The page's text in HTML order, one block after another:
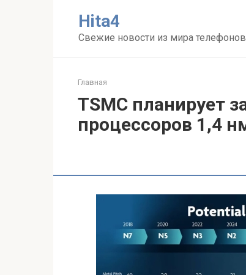
Нita4
Свежие новости из мира
Главная
TSMC планирует
процессоров 1,4